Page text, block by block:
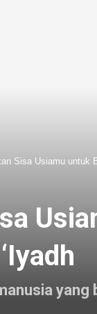
Sisa Usiamu untuk